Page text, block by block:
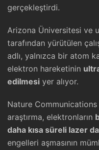
gerçekleştirdi.
Arizona Üniversitesi ve
tarafından yürütülen
adlı, yalnızca bir atom
elektron hareketinin
edilmesi yer alıyor.
Nature
araştırma, elektronların
daha kısa süreli lazer
engelleri aşmasının